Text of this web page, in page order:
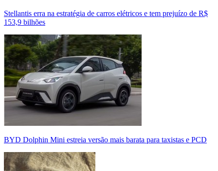
Stellantis erra na estratégia de carros elétricos e tem prejuízo de R$
153,9 bilhões
BYD Dolphin Mini estreia versão mais barata para taxistas e PCD